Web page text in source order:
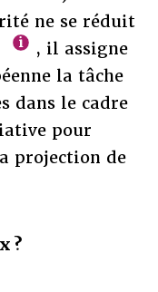
ne se réduit
, il assigne
la tâche
dans le cadre
pour
projection de
?